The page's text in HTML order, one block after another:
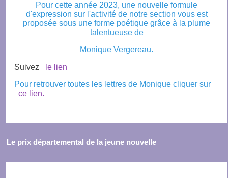
Pour cette année 2023, une nouvelle formule
d'expression sur l'activité de notre section vous est
proposée sous une forme poétique grâce à la plume
talentueuse de
Monique Vergereau.
Suivez
le lien
Pour retrouver toutes les lettres de Monique cliquer sur
ce lien.
Le prix départemental de la jeune nouvelle